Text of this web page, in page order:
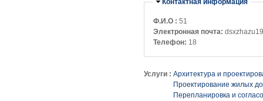
Убрать
Контактная информация
Ф.И.О : 51
Электронная почта:
Телефон: 18
Услуги : Архитектура и
Проектирование жилых
Перепланировка и